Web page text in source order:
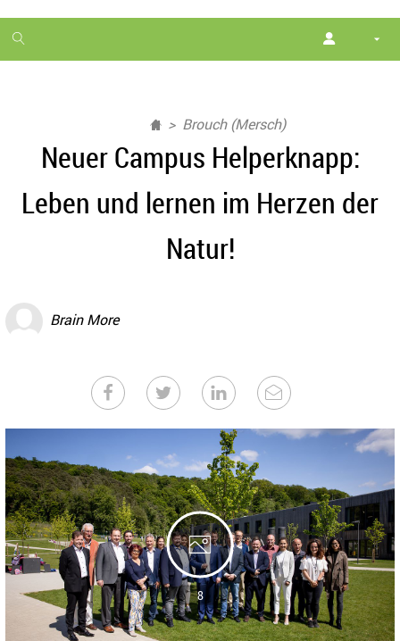
1
month
Brouch (Mersch)
Neuer Campus Helperknapp:
Leben und lernen im Herzen der
Natur!
Brain More
8